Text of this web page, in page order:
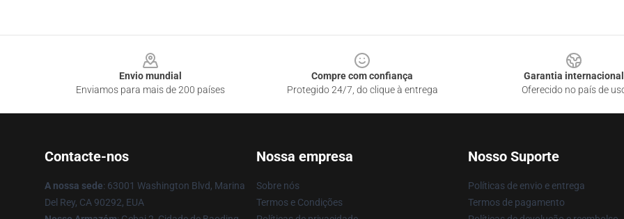
Envio mundial
Enviamos para mais de 200 países
Compre com confiança
Protegido 24/7, do clique à entrega
Garantia internacional
Oferecido no país de
Contacte-nos
A nossa sede: 63001 Washington Blvd, Marina
Del Rey, CA 90292, EUA
Nossa empresa
Sobre nós
Termos e Condições
Nosso Suporte
Políticas de envio e entrega
Termos de pagamento